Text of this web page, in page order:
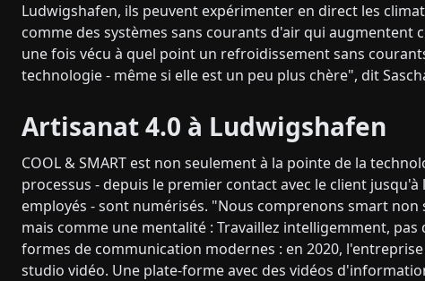
Ludwigshafen, ils peuvent expérimenter en direct les
comme des systèmes sans courants d'air qui
une fois vécu à quel point un refroidissement sans
technologie - même si elle est un peu plus chère", dit
Artisanat 4.0 à Ludwigshafen
COOL & SMART est non seulement à la pointe de la
processus - depuis le premier contact avec le client
employés - sont numérisés. "Nous comprenons smart
mais comme une mentalité : Travaillez intelligemment,
formes de communication modernes : en 2020,
studio vidéo. Une plate-forme avec des vidéos